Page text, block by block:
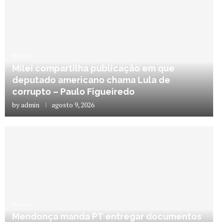
Milei compartilha publicação em que
deputado americano chama Lula de
corrupto – Paulo Figueiredo
byadmin agosto 9, 2026
Mendonça manda PT entregar documentos